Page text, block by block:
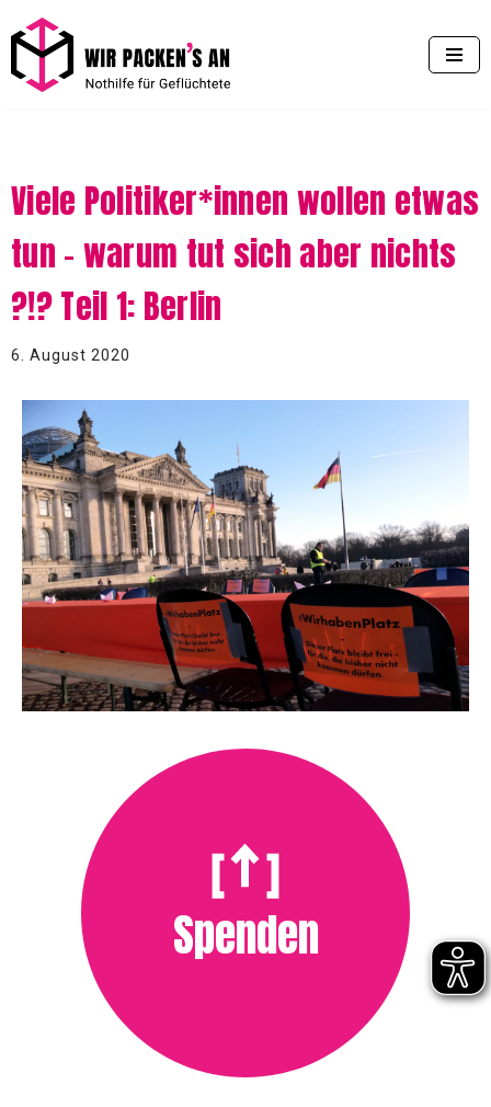
Zum
Inhalt
Viele Politiker*innen wollen etwas
tun – warum tut sich aber nichts
?!? Teil 1: Berlin
6. August 2020
Spenden